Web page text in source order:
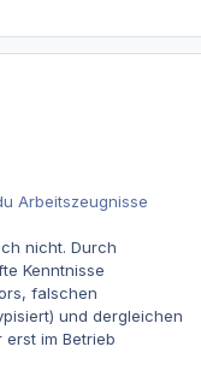
Arbeitszeugnisse
nicht. Durch
Kenntnisse
falschen
und dergleichen
im Betrieb